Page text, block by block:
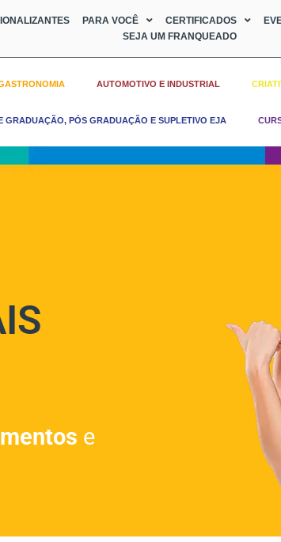
PARA VOCÊ CERTIFICADOS
SEJA UM FRANQUEADO
AUTOMOTIVO E INDUSTRIAL
GRADUAÇÃO, PÓS GRADUAÇÃO E SUPLETIVO EJA
e